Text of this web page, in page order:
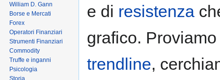
e di resistenza
grafico.
trendline,
William D. Gann
Borse e Mercati
Forex
Operatori Finanziari
Strumenti Finanziari
Commodity
Truffe e inganni
Psicologia
Storia